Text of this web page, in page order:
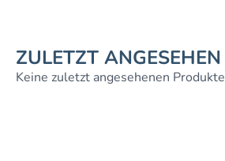
ZULETZT ANGESEHEN
Keine zuletzt angesehenen Produkte